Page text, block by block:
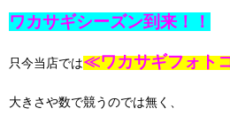
ワカサギシーズン到来！！
只今当店では≪ワカサギフォト
大きさや数で競うのでは無く、